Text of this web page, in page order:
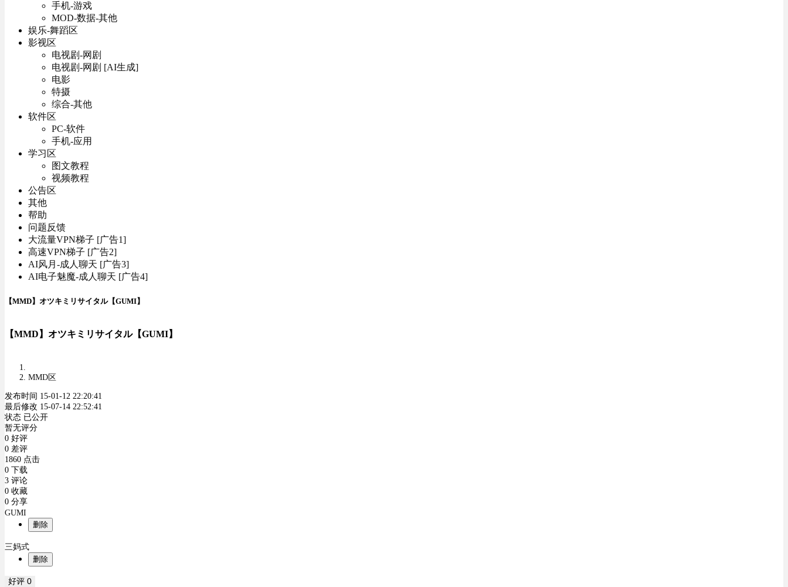
手机-游戏
MOD-数据-其他
娱乐-舞蹈区
影视区
电视剧-网剧
电视剧-网剧 [AI生成]
电影
特摄
综合-其他
软件区
PC-软件
手机-应用
学习区
图文教程
视频教程
公告区
其他
帮助
问题反馈
大流量VPN梯子 [广告1]
高速VPN梯子 [广告2]
AI风月-成人聊天 [广告3]
AI电子魅魔-成人聊天 [广告4]
【MMD】オツキミリサイタル【GUMI】
【MMD】オツキミリサイタル【GUMI】
MMD区
发布时间 15-01-12 22:20:41
最后修改 15-07-14 22:52:41
状态 已公开
暂无评分
0 好评
0 差评
1860 点击
0 下载
3 评论
0 收藏
0 分享
GUMI
删除
三妈式
删除
好评 0